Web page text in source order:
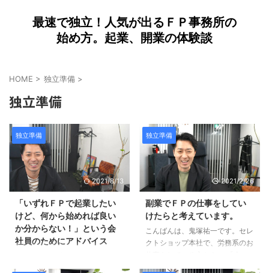
最速で独立！人気が出るＦＰ事務所の
始め方。起業、開業の体験談
HOME > 独立準備 >
独立準備
独立準備
2021/8/13
「いずれＦＰで起業したい
けど、何から始めれば良い
か分からない！」という会
社員のためにアドバイス
「現在、非金融の会社員で、いず
独立準備
2021/2/26
副業でＦＰの仕事をしてい
けたらと考えています。
こんばんは、鬼塚祐一です。セレ
クトショップ本社で、労務系のお